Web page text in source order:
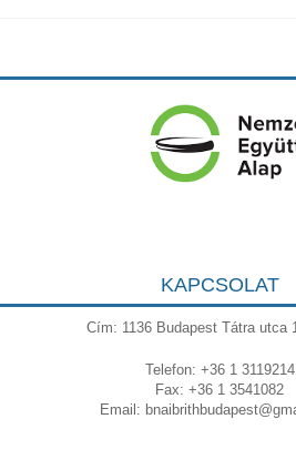
KAPCSOLAT
Cím: 1136 Budapest Tátra utca
Telefon: +36 1 3119214
Fax: +36 1 3541082
Email: